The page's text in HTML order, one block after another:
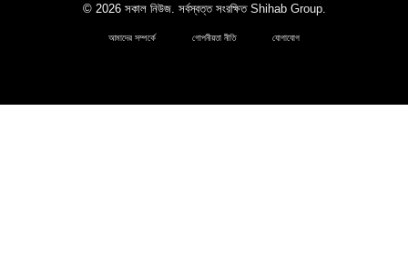
© 2026 সকাল নিউজ. সর্বস্বত্ত সংরক্ষিত Shihab Group.
আমাদের সম্পর্কে গোপনীয়তা নীতি যোগাযোগ